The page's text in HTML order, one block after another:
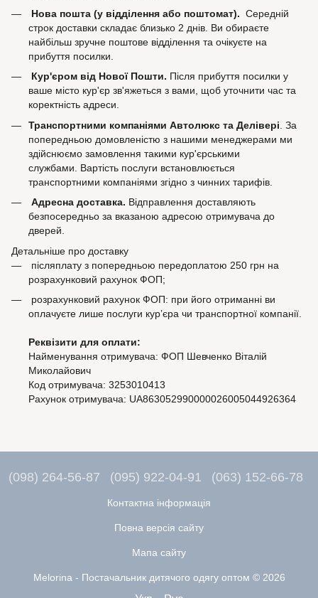
Нова пошта (у відділення або поштомат). Середній
строк доставки складає близько 2 днів. Ви обираєте
найбільш зручне поштове відділення та очікуєте на
прибуття посилки.
Кур'єром від Нової Пошти. Після прибуття посилки у
ваше місто кур'єр зв'яжеться з вами, щоб уточнити час та
коректність адреси.
Транспортними компаніями Автолюкс та Делівері . За
попередньою домовленістю з нашими менеджерами ми
здійснюємо замовлення такими кур'єрськими
службами. Вартість послуги встановлюється
транспортними компаніями згідно з чинних тарифів.
Адресна доставка. Відправлення доставляють
безпосередньо за вказаною адресою отримувача до
дверей.
Детальніше про доставку
післяплату з попередньою передоплатою 250 грн на
розрахунковий рахунок ФОП;
розрахунковий рахунок ФОП: при його отриманні ви
оплачуєте лише послуги кур’єра чи транспортної компанії.
Реквізити для оплати:
Найменування отримувача: ФОП Шевченко Віталій
Миколайович
Код отримувача: 3253010413
Рахунок отримувача: UA863052990000026005044926364
(098) 264-56-87 (095) 922-04-91 (063) 152-66-78
Контактна інформація
Повна версія сайту
Мапа сайту
Melorina - Постачальник дитячого одягу оптом © 2026